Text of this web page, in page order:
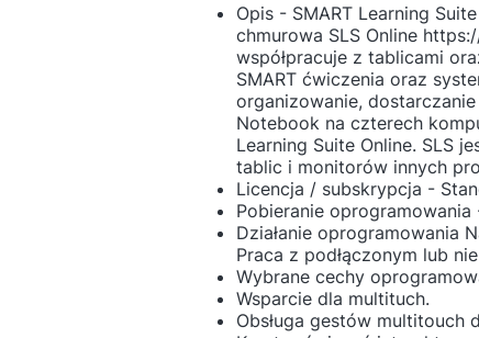
Opis - SMART Learning
chmurowa SLS Online
współpracuje z tablicami
SMART ćwiczenia oraz
organizowanie,
Notebook na czterech
Learning Suite Online. SLS
tablic i monitorów innych
Licencja / subskrypcja -
Pobieranie
Działanie oprogramowania
Praca z podłączonym lub
Wybrane cechy
Wsparcie dla multituch.
Obsługa gestów multitouch